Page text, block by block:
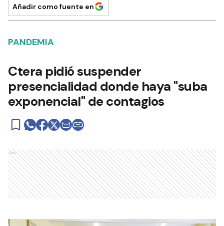
Añadir como fuente en
PANDEMIA
Ctera pidió suspender
presencialidad donde haya "suba
exponencial" de contagios
Ads